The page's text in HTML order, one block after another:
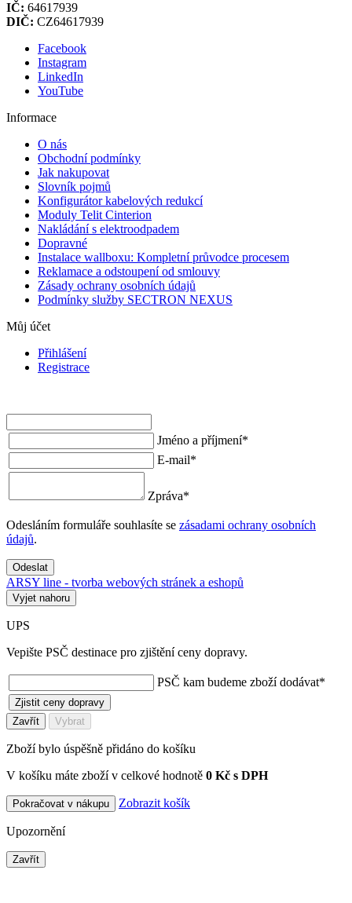
IČ: 64617939
DIČ: CZ64617939
Facebook
Instagram
LinkedIn
YouTube
Informace
O nás
Obchodní podmínky
Jak nakupovat
Slovník pojmů
Konfigurátor kabelových redukcí
Moduly Telit Cinterion
Nakládání s elektroodpadem
Dopravné
Instalace wallboxu: Kompletní průvodce procesem
Reklamace a odstoupení od smlouvy
Zásady ochrany osobních údajů
Podmínky služby SECTRON NEXUS
Můj účet
Přihlášení
Registrace
Jméno a příjmení*
E-mail*
Zpráva*
Odesláním formuláře souhlasíte se zásadami ochrany osobních
údajů.
Odeslat
ARSY line - tvorba webových stránek a eshopů
Vyjet nahoru
UPS
Vepište PSČ destinace pro zjištění ceny dopravy.
PSČ kam budeme zboží dodávat*
Zjistit ceny dopravy
Zavřít
Vybrat
Zboží bylo úspěšně přidáno do košíku
V košíku máte zboží v celkové hodnotě 0 Kč s DPH
Pokračovat v nákupu Zobrazit košík
Upozornění
Zavřít